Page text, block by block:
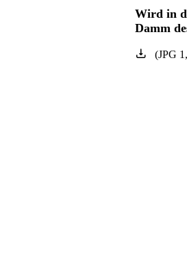
Wird in
Damm
(JPG